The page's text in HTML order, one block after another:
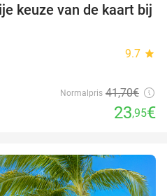
43%
keuze van de kaart bij
9.7 star
Normalpris 41,70€
23,95€